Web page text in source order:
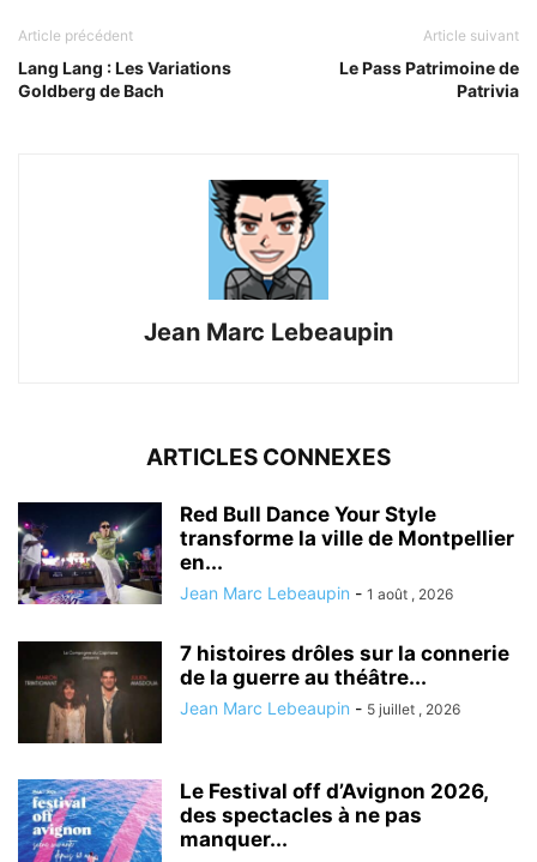
Article précédent
Lang Lang : Les Variations
Goldberg de Bach
Article suivant
Le Pass Patrimoine de
Patrivia
Jean Marc Lebeaupin
ARTICLES CONNEXES
Red Bull Dance Your Style
transforme la ville de Montpellier
en...
Jean Marc Lebeaupin - 1 août , 2026
7 histoires drôles sur la connerie
de la guerre au théâtre...
Jean Marc Lebeaupin - 5 juillet , 2026
Le Festival off d’Avignon 2026,
des spectacles à ne pas
manquer...